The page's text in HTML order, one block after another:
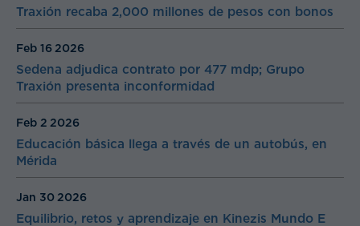
Traxión recaba 2,000 millones de pesos con bonos
Sedena adjudica contrato por 477 mdp; Grupo
Traxión presenta inconformidad
Feb 16 2026
Educación básica llega a través de un autobús, en
Mérida
Feb 2 2026
Equilibrio, retos y aprendizaje en Kinezis Mundo E
Jan 30 2026